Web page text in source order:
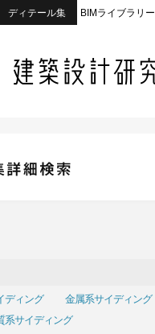
ディテール集 BIMライブラリー
ディング
金属系サイディング
系サイディング